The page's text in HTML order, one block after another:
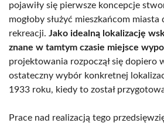
pojawiły się pierwsze koncepcje
mogłoby służyć mieszkańcom
rekreacji. Jako idealną lokalizację
znane w tamtym czasie miejsce
projektowania rozpoczął się dopiero
ostateczny wybór konkretnej
1933 roku, kiedy to został
Prace nad realizacją tego